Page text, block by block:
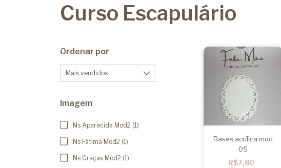
Curso Escapulário
Ordenar por
Imagem
Ns Aparecida Mod2 (1)
Ns Fátima Mod2 (1)
Ns Graças Mod2 (1)
Bases acrílica mod
05
R$7,80